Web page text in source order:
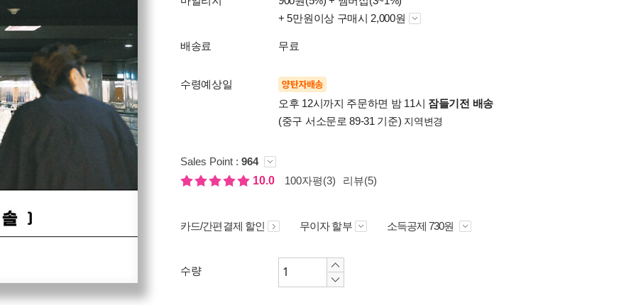
+ 5만원이상 구매시 2,000원
배송료 무료
수령예상일 양탄자배송
오후 12시까지 주문하면 밤 11시 잠들기전 배송
(중구 서소문로 89-31 기준) 지역변경
Sales Point : 964
10.0
100자평(3) 리뷰(5)
카드/간편결제 할인 무이자 할부 소득공제 730원
수량